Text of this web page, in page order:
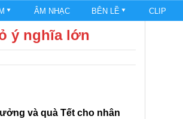
ÂM NHẠC BÊN LỀ CLIP
ý nghĩa lớn
và quà Tết cho nhân